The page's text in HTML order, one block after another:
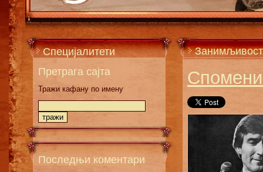
Специјалитети
Претрага сајта
Тражи кафану по имену
Последњи коментари